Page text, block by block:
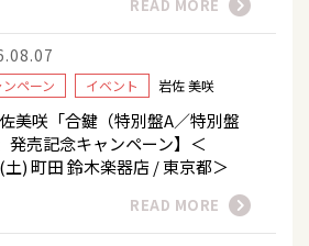
READ MORE
ンペーン イベント 岩佐 美咲
佐美咲「合鍵（特別盤A／特別盤
発売記念キャンペーン】＜
) 町田 鈴木楽器店 / 東京都＞
READ MORE